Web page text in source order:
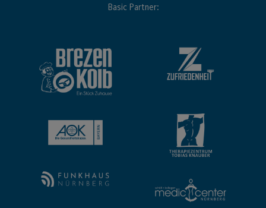
Basic Partner: